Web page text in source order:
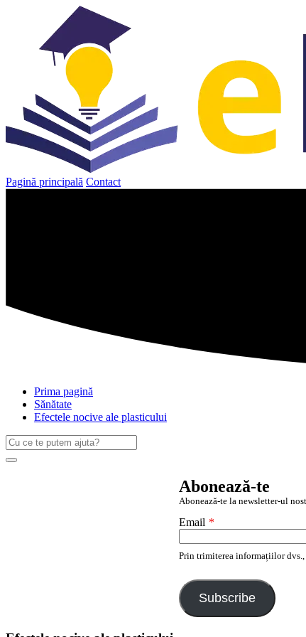
Pagină principală Contact
Prima pagină
Sănătate
Efectele nocive ale plasticului
Caută
după:
Search
Abonează-te
Abonează-te la newsletter-ul
Email *
Prin trimiterea informațiilor
Subscribe